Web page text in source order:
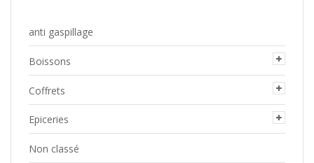
anti gaspillage
Boissons
Coffrets
Epiceries
Non classé